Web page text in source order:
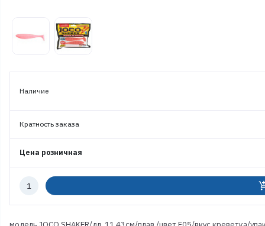
Наличие
Кратность заказа
Цена розничная
Количество